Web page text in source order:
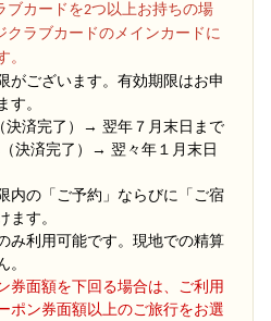
ブカードを2つ以上お持ちの場
クラブカードのメインカードに
。
がございます。有効期限はお申
す。
決済完了）→ 翌年７月末日まで
決済完了）→ 翌々年１月末日
内の「ご予約」ならびに「ご宿
ます。
み利用可能です。現地での精算
。
券面額を下回る場合は、ご利用
ポン券面額以上のご旅行をお選